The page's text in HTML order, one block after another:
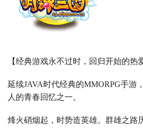
【经典游戏永不过时，回归开始的热
延续JAVA时代经典的MMORPG手游
人的青春回忆之一。
烽火硝烟起，时势造英雄。群雄之路